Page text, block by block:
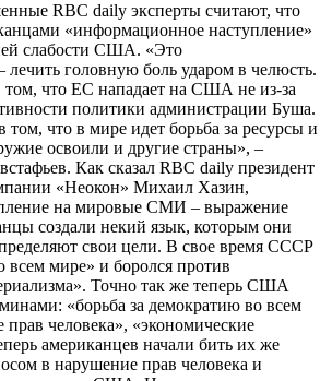
RBC daily эксперты считают, что
«информационное наступление»
слабости США. «Это
лечить головную боль ударом в челюсть.
том, что ЕС нападает на США не из-за
политики администрации Буша.
что в мире идет борьба за ресурсы и
освоили и другие страны», –
Как сказал RBC daily президент
«Неокон» Михаил Хазин,
на мировые СМИ – выражение
создали некий язык, которым они
свои цели. В свое время СССР
всем мире» и боролся против
Точно так же теперь США
«борьба за демократию во всем
человека», «экономические
американцев начали бить их же
в нарушение прав человека и